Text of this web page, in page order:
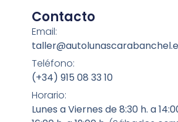
Contacto
Email:
Teléfono:
(+34) 915 08 33 10
Horario:
Lunes a Viernes de 8:30 h. a